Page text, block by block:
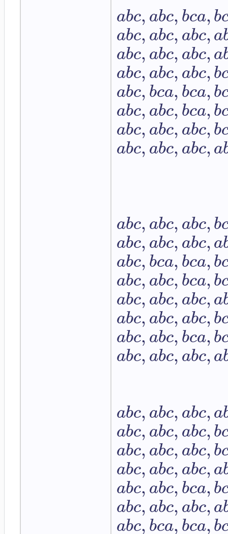
abc,abc,bca,b
abc,abc,abc,a
abc,abc,abc,a
abc,abc,abc,b
abc,bca,bca,b
abc,abc,bca,b
abc,abc,abc,b
abc,abc,abc,a
abc,abc,abc,b
abc,abc,abc,a
abc,bca,bca,b
abc,abc,bca,b
abc,abc,abc,a
abc,abc,abc,b
abc,abc,bca,b
abc,abc,abc,a
abc,abc,abc,a
abc,abc,abc,b
abc,abc,abc,b
abc,abc,abc,a
abc,abc,bca,b
abc,abc,abc,a
abc,bca,bca,b